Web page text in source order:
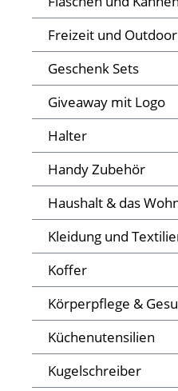
Freizeit und Outdoor
Geschenk Sets
Giveaway mit Logo
Halter
Handy Zubehör
Haushalt & das
Kleidung und
Koffer
Körperpflege &
Küchenutensilien
Kugelschreiber